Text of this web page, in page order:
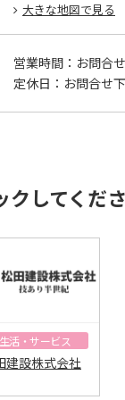
大きな地図で見る
営業時間： お問合
定休日： お問合せ
クしてくだ
生活・サービス
建設株式会社